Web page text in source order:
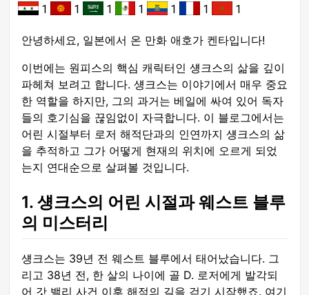
1
1 1 1 1 1 1
안녕하세요, 일본에서 온 만화 애호가 켄타입니다!
이번에는 원피스의 핵심 캐릭터인 섕크스의 삶을 깊이
파헤쳐 보려고 합니다. 섕크스는 이야기에서 매우 중요
한 역할을 하지만, 그의 과거는 베일에 싸여 있어 독자
들의 호기심을 끊임없이 자극합니다. 이 블로그에서는
어린 시절부터 로저 해적단과의 인연까지 섕크스의 삶
을 추적하고 그가 어떻게 현재의 위치에 오르게 되었
는지 연대순으로 살펴볼 것입니다.
1. 섕크스의 어린 시절과 웨스트 블루
의 미스터리
섕크스는 39년 전 웨스트 블루에서 태어났습니다. 그
리고 38년 전, 한 살의 나이에 골 D. 로저에게 발각되
어 갓 밸리 사건 이후 해적의 길을 걷기 시작했죠. 여기